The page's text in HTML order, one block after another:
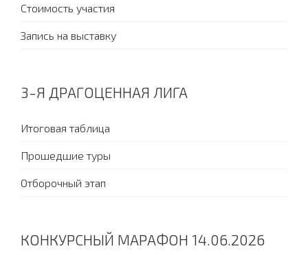
Стоимость участия
Запись на выставку
3-Я ДРАГОЦЕННАЯ ЛИГА
Итоговая таблица
Прошедшие туры
Отборочный этап
КОНКУРСНЫЙ МАРАФОН 14.06.2026